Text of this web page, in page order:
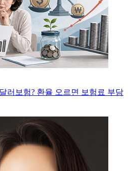
러보험? 환율 오르면 보험료 부담